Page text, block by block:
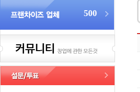
500